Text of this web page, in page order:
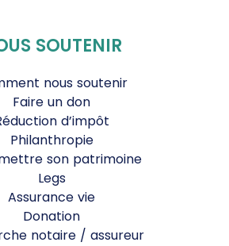
SOUTENIR
nous soutenir
Faire un don
d’impôt
Philanthropie
son patrimoine
Legs
Assurance vie
Donation
notaire / assureur